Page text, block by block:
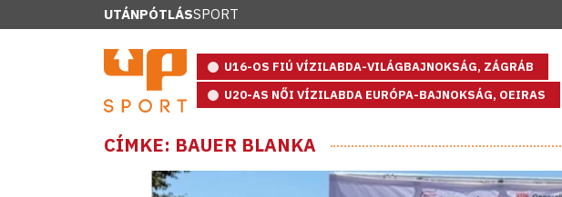
UTÁNPÓTLÁSSPORT
U16-OS FIÚ VÍZILABDA-VILÁGBAJNOKSÁG, ZÁGRÁB
U20-AS NŐI VÍZILABDA EURÓPA-BAJNOKSÁG, OEIRAS
CÍMKE: BAUER BLANKA